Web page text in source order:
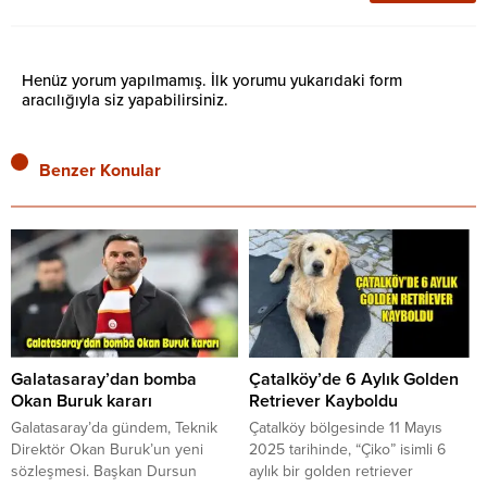
Henüz yorum yapılmamış. İlk yorumu yukarıdaki form
aracılığıyla siz yapabilirsiniz.
Benzer Konular
Galatasaray’dan bomba
Okan Buruk kararı
Galatasaray’da gündem, Teknik
Direktör Okan Buruk’un yeni
sözleşmesi. Başkan Dursun
Çatalköy’de 6 Aylık Golden
Retriever Kayboldu
Çatalköy bölgesinde 11 Mayıs
2025 tarihinde, “Çiko” isimli 6
aylık bir golden retriever